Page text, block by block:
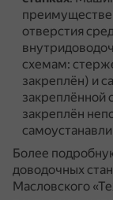
отверстия
схемам:
закреплён) и
закреплённой
закреплён
Более
доводочных
Масловского